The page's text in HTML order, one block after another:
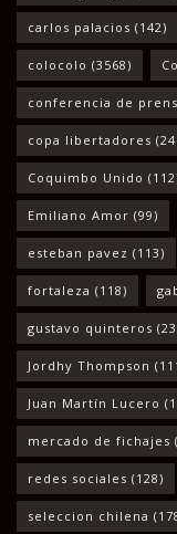
carlos palacios (142)
colocolo (3568)
conferencia de
copa libertadores
Coquimbo Unido
Emiliano Amor (99)
esteban pavez (113)
fortaleza (118)
gustavo quinteros
Jordhy Thompson
Juan Martín Lucero
mercado de fichajes
redes sociales (128)
seleccion chilena